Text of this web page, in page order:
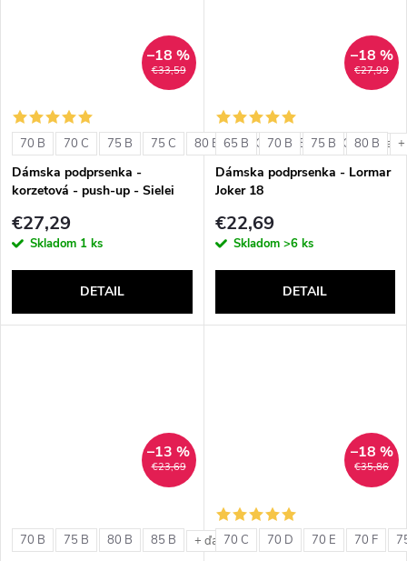
€33,59
–18 %
70 B 70 C 75 B 75 C 80 B 80 C 85 B 85 C +
Dámska podprsenka -
korzetová - push-up - Sielei
€27,29
Skladom 1 ks
DETAIL
€27,99
–18 %
65 B 70 B 75 B 80 B
Dámska podprsenka - Lormar
Joker 18
€22,69
Skladom >6 ks
DETAIL
€23,69
–13 %
70 B 75 B 80 B 85 B + ďalšie
€35,86
–18 %
70 C 70 D 70 E 70 F